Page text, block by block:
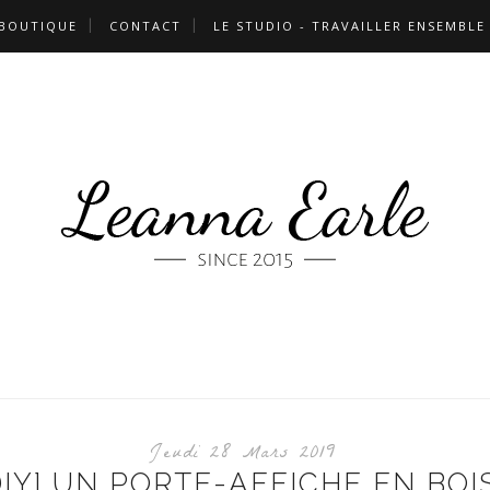
CONTACT LE STUDIO - TRAVAILLER ENSEMBLE
Jeudi 28 Mars 2019
UN PORTE-AFFICHE EN